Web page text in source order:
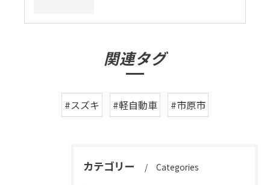
関連タグ
#スズキ #軽自動車 #市原市
カテゴリー Categories